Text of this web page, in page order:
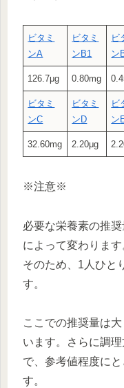
ビタミ
ンA
ビタミ
ン B1
ビ
ン
126.7μg 0.80mg
ビタミ
ンC
ビタミ
ン D
ビ
ン
32.60mg 2.20μg
※注意※
必要な栄養素の推
によって変わります
そのため、1人ひと
す。
ここでの推奨量は
います。さらに調
で、参考値程度に
す。